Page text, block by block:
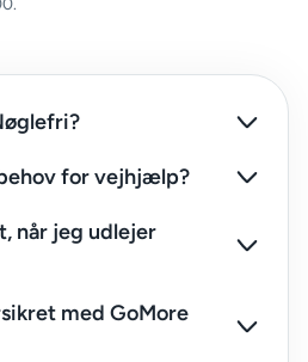
for vejhjælp?
når jeg udlejer
med GoMore